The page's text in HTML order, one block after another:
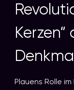
Plauens Rolle